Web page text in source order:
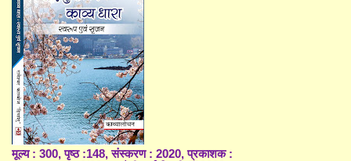
मूल्य : 300, पृष्ठ :148, संस्करण : 2020, प्रकाशक :